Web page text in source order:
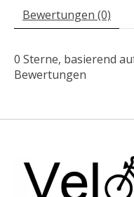
Bewertungen (0)
0 Sterne, basierend
Bewertungen